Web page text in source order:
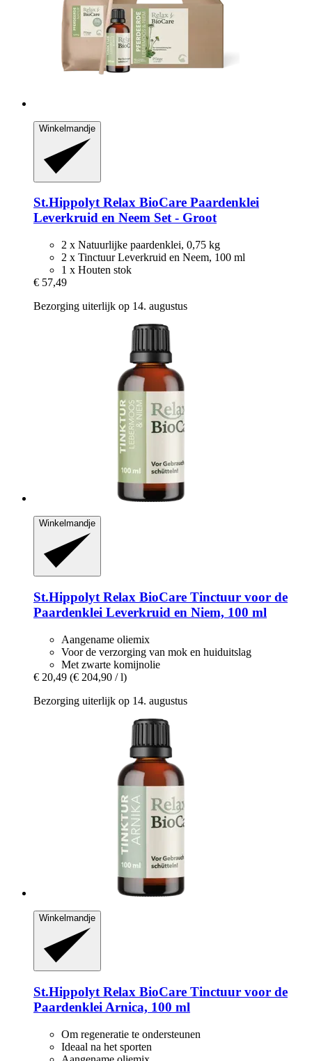
Winkelmandje
St.HippolytRelax BioCare Paardenklei
Leverkruid en Neem Set -​ Groot
2 x Natuurlijke paardenklei, 0,75 kg
2 x Tinctuur Leverkruid en Neem, 100 ml
1 x Houten stok
€ 57,49
Bezorging uiterlijk op 14. augustus
Winkelmandje
St.Hippolyt Relax BioCare Tinctuur voor de
Paardenklei Leverkruid en Niem, 100 ml
Aangename oliemix
Voor de verzorging van mok en huiduitslag
Met zwarte komijnolie
€ 20,49 (€ 204,90 / l)
Bezorging uiterlijk op 14. augustus
Winkelmandje
St.Hippolyt Relax BioCare Tinctuur voor de
Paardenklei Arnica, 100 ml
Om regeneratie te ondersteunen
Ideaal na het sporten